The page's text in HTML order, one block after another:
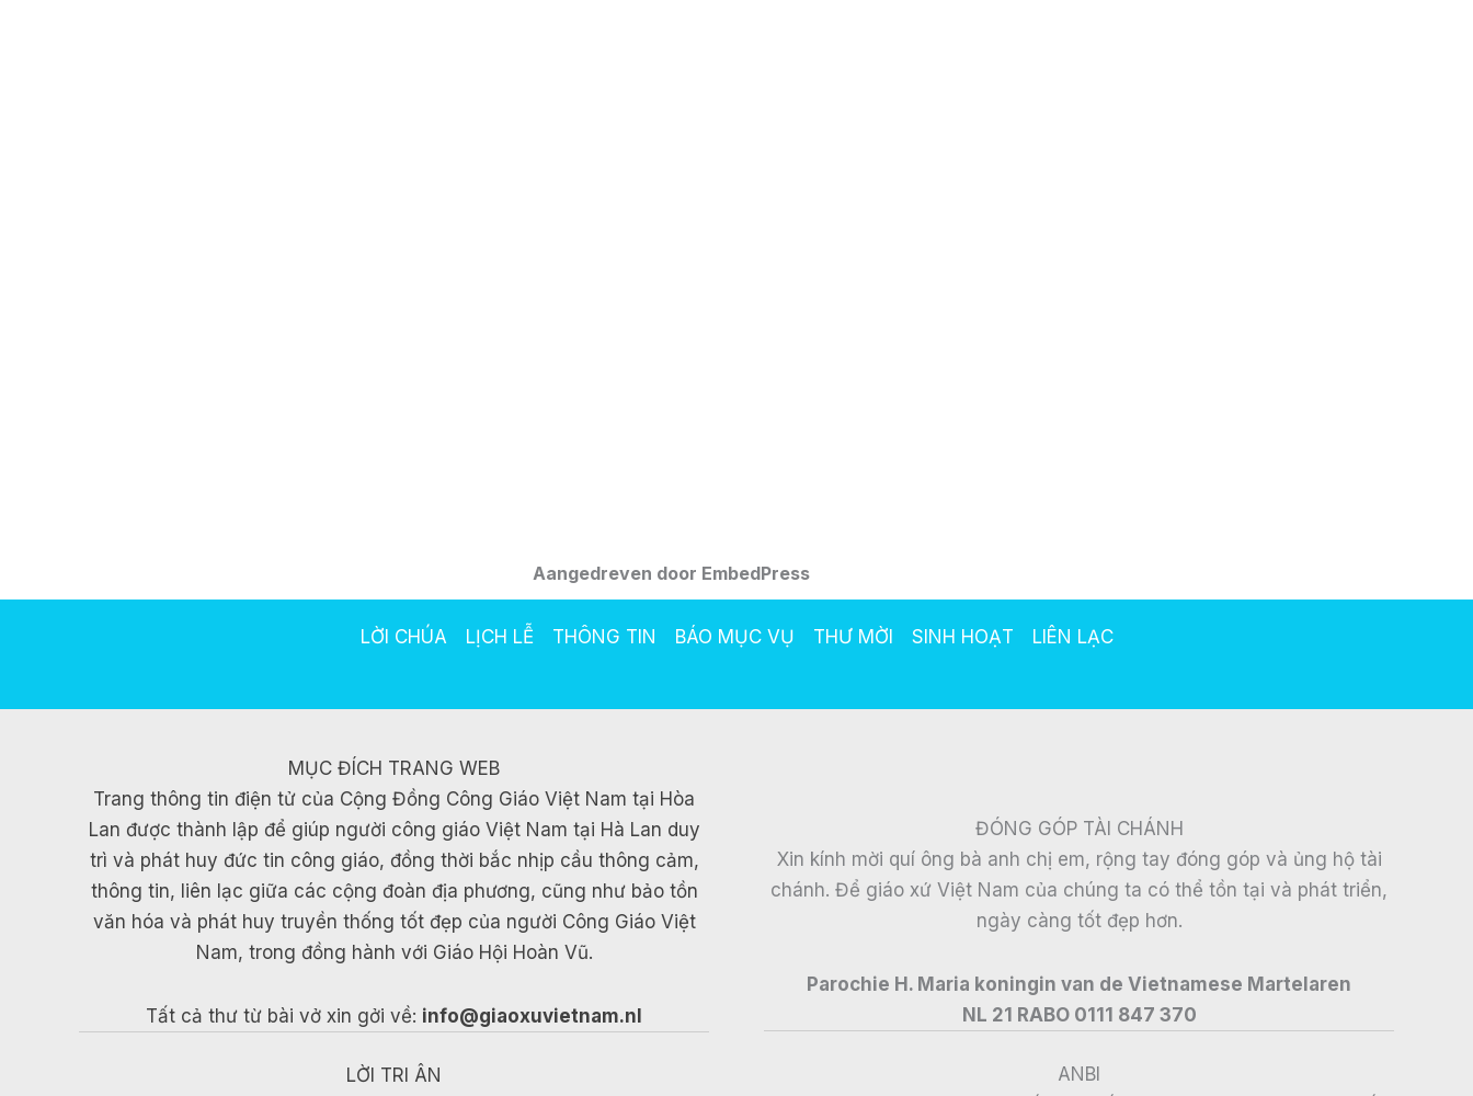
Aangedreven door EmbedPress
LỜI CHÚA LỊCH LỄ THÔNG TIN BÁO MỤC VỤ THƯ MỜI SINH HOẠT LIÊN LẠC
MỤC ĐÍCH TRANG WEB
Trang thông tin điện tử của Cộng Đồng Công Giáo Việt Nam tại Hòa
Lan được thành lập để giúp người công giáo Việt Nam tại Hà Lan duy
trì và phát huy đức tin công giáo, đồng thời bắc nhịp cầu thông cảm,
thông tin, liên lạc giữa các cộng đoàn địa phương, cũng như bảo tồn
văn hóa và phát huy truyền thống tốt đẹp của người Công Giáo Việt
Nam, trong đồng hành với Giáo Hội Hoàn Vũ.
Tất cả thư từ bài vở xin gởi về: info@giaoxuvietnam.nl
LỜI TRI ÂN
ĐÓNG GÓP TÀI CHÁNH
Xin kính mời quí ông bà anh chị em, rộng tay đóng góp và ủng hộ tài
chánh. Để giáo xứ Việt Nam của chúng ta có thể tồn tại và phát triển,
ngày càng tốt đẹp hơn.
Parochie H. Maria koningin van de Vietnamese Martelaren
NL 21 RABO 0111 847 370
ANBI